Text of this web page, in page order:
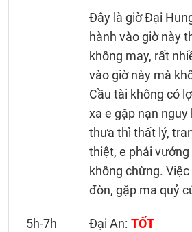
Đây là giờ Đại
hành vào giờ này
không may, rất
vào giờ này mà
Cầu tài không có
xa e gặp nạn
thưa thì thất lý,
thiệt, e phải
không chừng.
đòn, gặp ma quỷ
5h-7h
Đại An: TỐT